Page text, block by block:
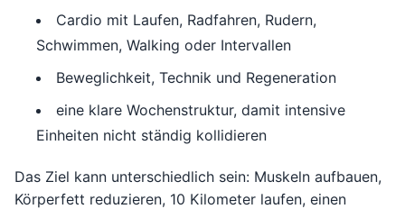
Cardio mit Laufen, Radfahren, Rudern,
Schwimmen, Walking oder Intervallen
Beweglichkeit, Technik und Regeneration
eine klare Wochenstruktur, damit intensive
Einheiten nicht ständig kollidieren
Das Ziel kann unterschiedlich sein: Muskeln aufbauen,
Körperfett reduzieren, 10 Kilometer laufen, einen